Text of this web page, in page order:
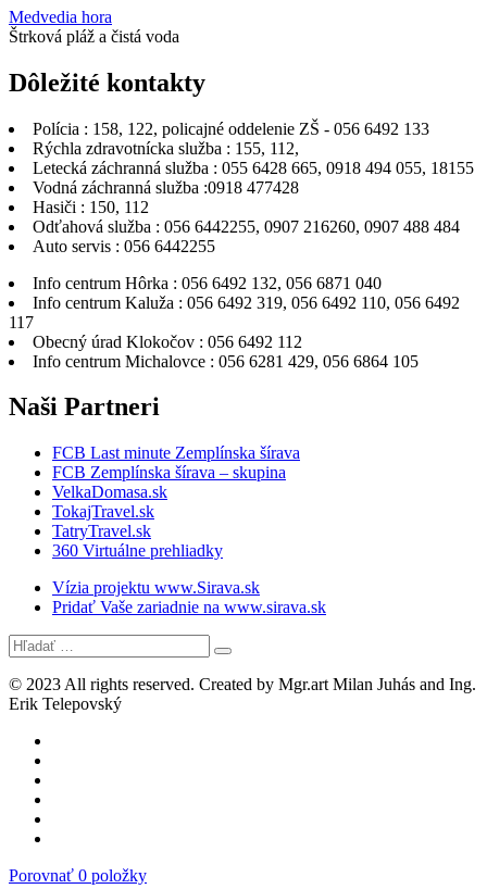
Medvedia hora
Štrková pláž a čistá voda
Dôležité kontakty
Polícia : 158, 122, policajné oddelenie ZŠ - 056 6492 133
Rýchla zdravotnícka služba : 155, 112,
Letecká záchranná služba : 055 6428 665, 0918 494 055, 18155
Vodná záchranná služba :0918 477428
Hasiči : 150, 112
Odťahová služba : 056 6442255, 0907 216260, 0907 488 484
Auto servis : 056 6442255
Info centrum Hôrka : 056 6492 132, 056 6871 040
Info centrum Kaluža : 056 6492 319, 056 6492 110, 056 6492
117
Obecný úrad Klokočov : 056 6492 112
Info centrum Michalovce : 056 6281 429, 056 6864 105
Naši Partneri
FCB Last minute Zemplínska šírava
FCB Zemplínska šírava – skupina
VelkaDomasa.sk
TokajTravel.sk
TatryTravel.sk
360 Virtuálne prehliadky
Vízia projektu www.Sirava.sk
Pridať Vaše zariadnie na www.sirava.sk
© 2023 All rights reserved. Created by Mgr.art Milan Juhás and Ing.
Erik Telepovský
Porovnať 0 položky